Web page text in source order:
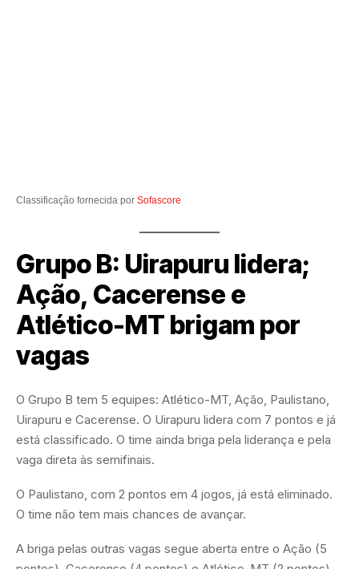
Classificação fornecida por Sofascore
Grupo B: Uirapuru lidera;
Ação, Cacerense e
Atlético-MT brigam por
vagas
O Grupo B tem 5 equipes: Atlético-MT, Ação, Paulistano,
Uirapuru e Cacerense. O Uirapuru lidera com 7 pontos e já
está classificado. O time ainda briga pela liderança e pela
vaga direta às semifinais.
O Paulistano, com 2 pontos em 4 jogos, já está eliminado.
O time não tem mais chances de avançar.
A briga pelas outras vagas segue aberta entre o Ação (5